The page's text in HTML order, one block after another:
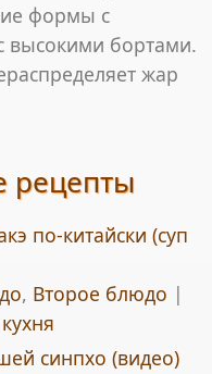
формы с
высокими бортами.
жар
рецепты
по-китайски (суп
, Второе блюдо |
синпхо (видео)